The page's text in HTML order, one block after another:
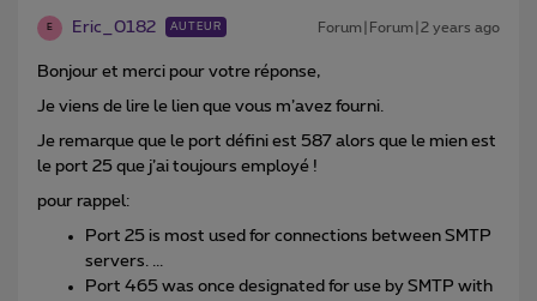
E Eric_0182 AUTEUR Forum|Forum|2 years ago
Bonjour et merci pour votre réponse,
Je viens de lire le lien que vous m’avez fourni.
Je remarque que le port défini est 587 alors que le mien est
le port 25 que j’ai toujours employé !
pour rappel:
Port 25 is most used for connections between SMTP
servers. ...
Port 465 was once designated for use by SMTP with